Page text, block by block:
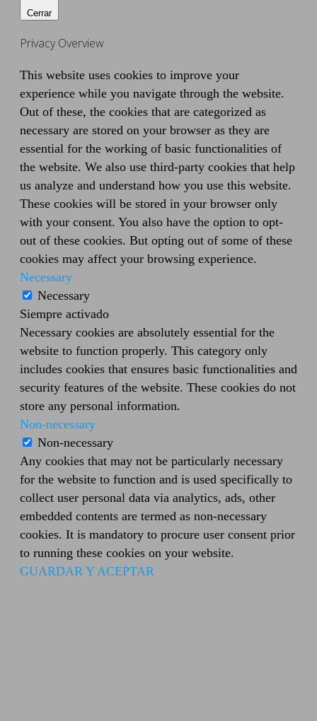
Cerrar
Privacy Overview
This website uses cookies to improve your
experience while you navigate through the website.
Out of these, the cookies that are categorized as
necessary are stored on your browser as they are
essential for the working of basic functionalities of
the website. We also use third-party cookies that help
us analyze and understand how you use this website.
These cookies will be stored in your browser only
with your consent. You also have the option to opt-
out of these cookies. But opting out of some of these
cookies may affect your browsing experience.
Necessary
Necessary
Siempre activado
Necessary cookies are absolutely essential for the
website to function properly. This category only
includes cookies that ensures basic functionalities and
security features of the website. These cookies do not
store any personal information.
Non-necessary
Non-necessary
Any cookies that may not be particularly necessary
for the website to function and is used specifically to
collect user personal data via analytics, ads, other
embedded contents are termed as non-necessary
cookies. It is mandatory to procure user consent prior
to running these cookies on your website.
GUARDAR Y ACEPTAR